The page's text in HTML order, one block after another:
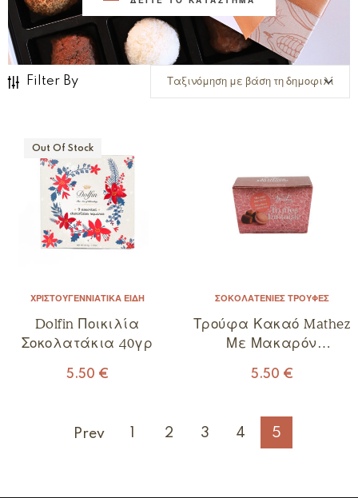
Filter By
Out Of Stock
ΧΡΙΣΤΟΥΓΕΝΝΙΆΤΙΚΑ ΕΊΔΗ
Dolfin Ποικιλία
Σοκολατάκια 40γρ
5.50 €
ΣΟΚΟΛΑΤΈΝΙΕΣ ΤΡΟΎΦΕΣ
Τρούφα Κακαό Mathez
Με Μακαρόν
5.50 €
Prev 2 3 4 5